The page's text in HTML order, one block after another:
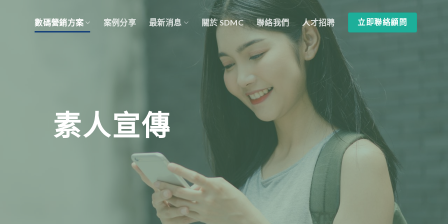
數碼營銷方案 案例分享 最新消息 關於 SDMC 聯絡我們 人才招聘 立即聯絡顧問
素人宣傳